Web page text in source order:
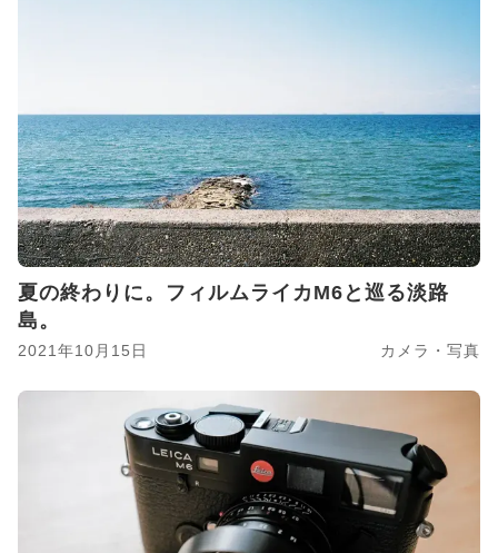
夏の終わりに。フィルムライカM6と巡る淡路
島。
2021年10月15日 カメラ・写真